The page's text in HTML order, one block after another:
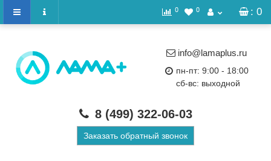
: 0
0 0
info@lamaplus.ru
пн-пт: 9:00 - 18:00
сб-вс: выходной
8 (499) 322-06-03
Заказать обратный звонок